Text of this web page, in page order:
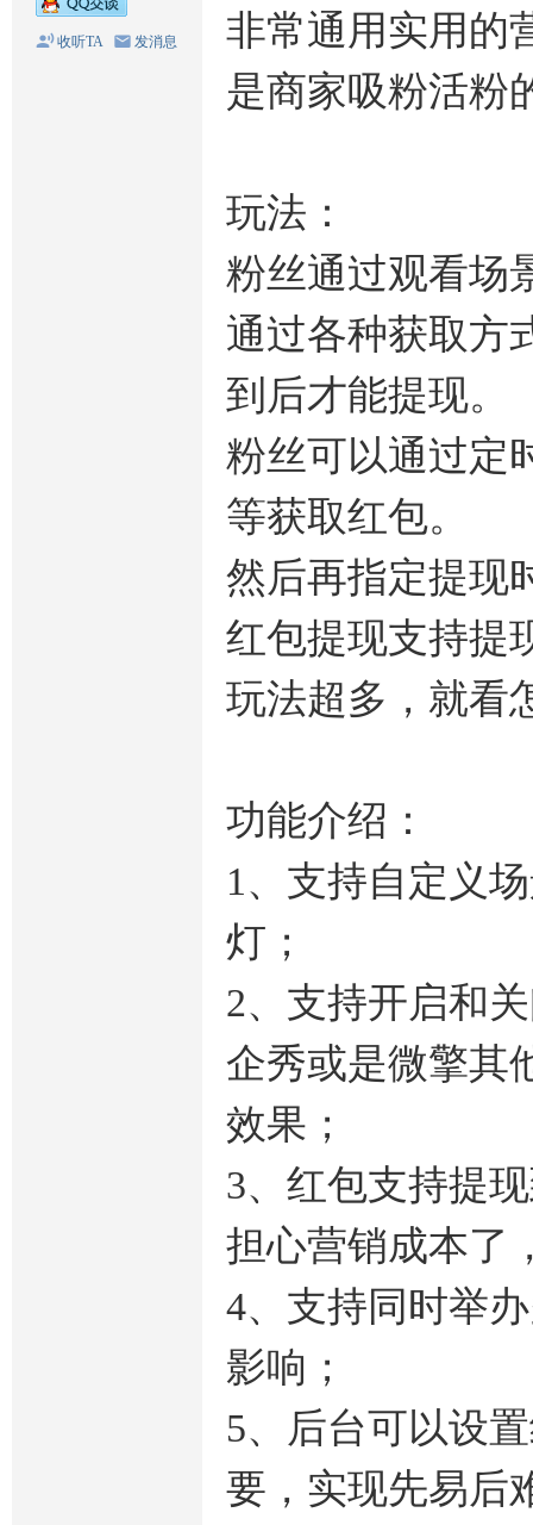
收听TA 发消息
非常通用实用的
是商家吸粉活粉
玩法：
粉丝通过观看场
通过各种获取方
到后才能提现。
粉丝可以通过定
等获取红包。
然后再指定提现
红包提现支持提
玩法超多，就看
功能介绍：
1、支持自定义
灯；
2、支持开启和
企秀或是微擎其
效果；
3、红包支持提
担心营销成本了
4、支持同时举
影响；
5、后台可以设
要，实现先易后